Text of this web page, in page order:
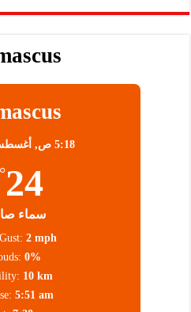
5:18 ص, أغسطس 7,
24
°C
سماء
2 mph
0%
10 km
5:51 am